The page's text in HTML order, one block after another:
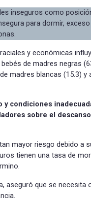
inseguros como
para dormir,
y económicas
de madres negras
madres blancas (15.3) y
y condiciones
sobre el
mayor riesgo debido a
tienen una tasa de
aseguró que se necesita